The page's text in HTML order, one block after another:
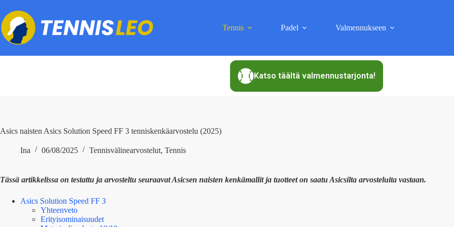
content
Tennis Padel Valmennukseen
Katso täältä valmennustarjonta!
Asics naisten Asics Solution Speed FF 3 tenniskenkäarvostelu (2025)
Ina 06/08/2025 Tennisvälinearvostelut, Tennis
Tässä artikkelissa on testattu ja arvosteltu seuraavat Asicsen naisten kenkämallit ja tuotteet on saatu Asicsilta arvosteluita vastaan.
Asics Solution Speed FF 3
Yhteenveto
Erityisominaisuudet